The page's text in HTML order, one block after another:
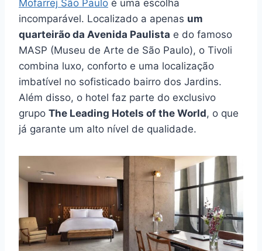
Mofarrej São Paulo é uma escolha
incomparável. Localizado a apenas um
quarteirão da Avenida Paulista e do famoso
MASP (Museu de Arte de São Paulo), o Tivoli
combina luxo, conforto e uma localização
imbatível no sofisticado bairro dos Jardins.
Além disso, o hotel faz parte do exclusivo
grupo The Leading Hotels of the World, o que
já garante um alto nível de qualidade.